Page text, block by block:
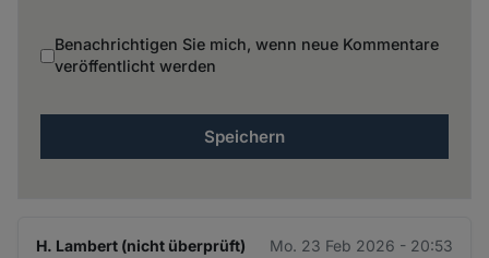
Benachrichtigen Sie mich, wenn neue Kommentare
veröffentlicht werden
H. Lambert (nicht überprüft) Mo. 23 Feb 2026 - 20:53